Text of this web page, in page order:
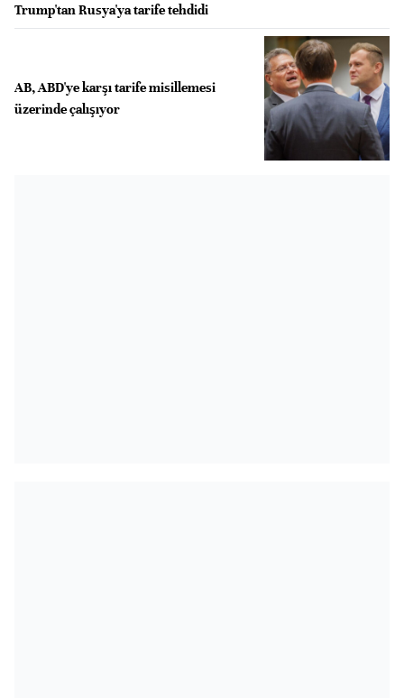
Trump'tan Rusya'ya tarife tehdidi
AB, ABD'ye karşı tarife misillemesi
üzerinde çalışıyor